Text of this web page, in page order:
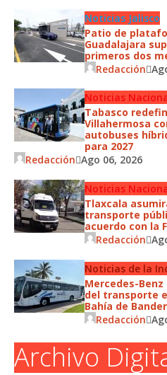
Noticias Jalisco
Patio de
Guadalajara
primeros dos
Redacción
Noticias
Tabasco
Villahermosa
autobuses
para 2027
Redacción Ago 06, 2026
Noticias
Tlaxcala
transporte
acuerdo con la
Redacción
Noticias de la
Mercedes-
del transporte
Bahía de
Redacción
Archivo